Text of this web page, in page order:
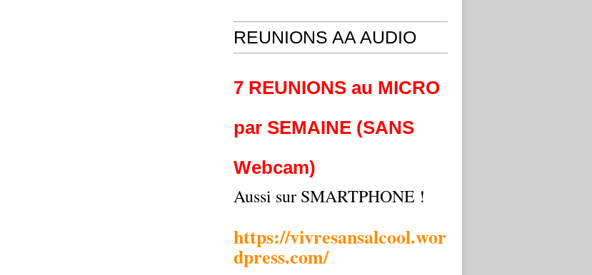
REUNIONS AA AUDIO
7 REUNIONS au MICRO
par SEMAINE (SANS
Webcam)
Aussi sur SMARTPHONE !
https://vivresansalcool.wor
dpress.com/